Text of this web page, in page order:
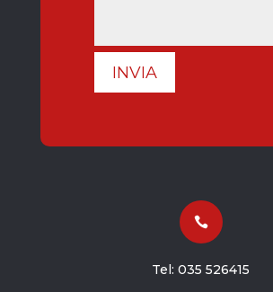
INVIA

Tel:035 526415